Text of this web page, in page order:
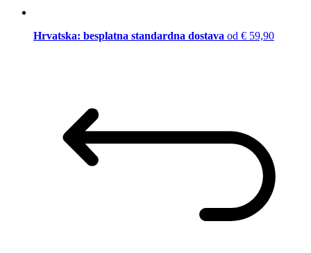
Hrvatska: besplatna standardna dostava od € 59,90